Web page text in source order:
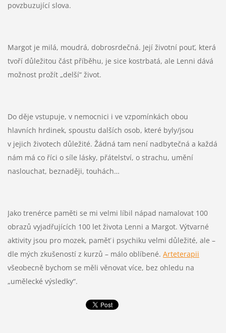
povzbuzující slova.
Margot je milá, moudrá, dobrosrdečná. Její životní pouť, která
tvoří důležitou část příběhu, je sice kostrbatá, ale Lenni dává
možnost prožít „delší“ život.
Do děje vstupuje, v nemocnici i ve vzpomínkách obou
hlavních hrdinek, spoustu dalších osob, které byly/jsou
v jejich životech důležité. Žádná tam není nadbytečná a každá
nám má co říci o síle lásky, přátelství, o strachu, umění
naslouchat, beznaději, touhách…
Jako trenérce paměti se mi velmi líbil nápad namalovat 100
obrazů vyjadřujících 100 let života Lenni a Margot. Výtvarné
aktivity jsou pro mozek, paměť i psychiku velmi důležité, ale –
dle mých zkušeností z kurzů – málo oblíbené. Arteterapii
všeobecně bychom se měli věnovat více, bez ohledu na
„umělecké výsledky“.